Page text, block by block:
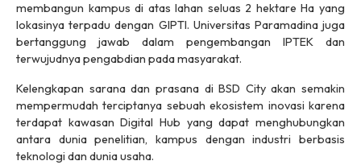
membangun kampus di atas lahan seluas 2 hektare Ha yang
lokasinya terpadu dengan GIPTI. Universitas Paramadina juga
bertanggung jawab dalam pengembangan IPTEK dan
terwujudnya pengabdian pada masyarakat.
Kelengkapan sarana dan prasana di BSD City akan semakin
mempermudah terciptanya sebuah ekosistem inovasi karena
terdapat kawasan Digital Hub yang dapat menghubungkan
antara dunia penelitian, kampus dengan industri berbasis
teknologi dan dunia usaha.